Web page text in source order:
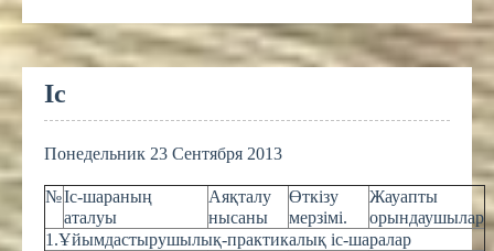
Іс
Понедельник 23 Сентября 2013
№Іс-шараның
аталуы
Аяқталу
нысаны
Өткізу
мерзімі.
Жауапты
орындаушылар
1.Ұйымдастырушылық-практикалық іс-шаралар